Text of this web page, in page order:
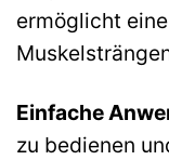
ermöglicht
Einfache
zu bedienen